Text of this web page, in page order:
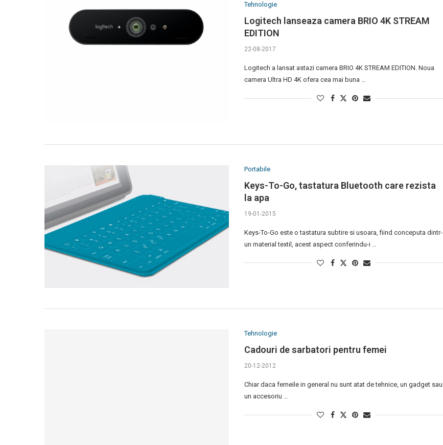
Tehnologie
Logitech lanseaza camera BRIO 4K STREAM
EDITION
22-08-2017
Logitech a lansat astazi camera BRIO 4K STREAM EDITION. Noua
camera Ultra HD 4K ofera cea mai buna …
Portabile
Keys-To-Go, tastatura Bluetooth care rezista
la apa
19-01-2015
Keys-To-Go este o tastatura subtire si usoara, fiind conceputa dintr-
un material textil, acest aspect conferindu-i …
Tehnologie
Cadouri de sarbatori pentru femei
20-12-2012
Chiar daca femeile in general nu sunt atat de tehnice, un gadget sau
un accesoriu …